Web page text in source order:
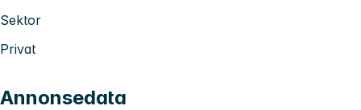
Sektor
Privat
Annonsedata